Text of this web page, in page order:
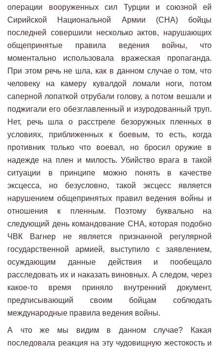
операции вооруженных сил Турции и союзной ей
Сирийской Национальной Армии (СНА) бойцы
последней совершили несколько актов, нарушающих
общепринятые правила ведения войны, что
моментально использовала вражеская пропаганда.
При этом речь не шла, как в данном случае о том, что
человеку на камеру кувалдой ломали ноги, потом
саперной лопаткой отрубали голову, а потом вешали и
поджигали его обезглавленный и изуродованный труп.
Нет, речь шла о расстреле безоружных пленных в
условиях, приближенных к боевым, то есть, когда
противник только что воевал, но бросил оружие в
надежде на плен и милость. Убийство врага в такой
ситуации в принципе можно понять в качестве
эксцесса, но безусловно, такой эксцесс является
нарушением общепринятых правил ведения войны и
отношения к пленным. Поэтому буквально на
следующий день командование СНА, которая подобно
ЧВК Вагнер не является признанной регулярной
государственной армией, выступило с заявлением,
осуждающим данные действия и пообещало
расследовать их и наказать виновных. А следом, через
какое-то время приняло внутренний документ,
предписывающий своим бойцам соблюдать
международные правила ведения войны.
А что же мы видим в данном случае? Какая
последовала реакция на эту чудовищную жестокость и